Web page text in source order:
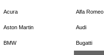
Acura Alfa Romeo
Aston Martin Audi
BMW Bugatti